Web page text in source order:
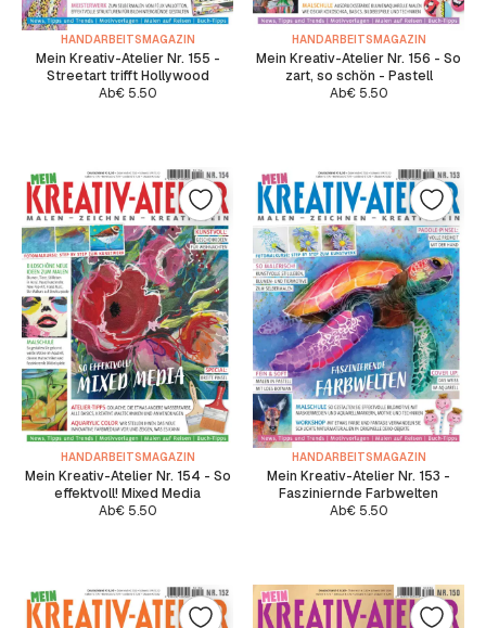
HANDARBEITSMAGAZIN
Mein Kreativ-Atelier Nr. 155 -
Streetart trifft Hollywood
Ab€5.50
HANDARBEITSMAGAZIN
Mein Kreativ-Atelier Nr. 156 - So
zart, so schön - Pastell
Ab€5.50
HANDARBEITSMAGAZIN
Mein Kreativ-Atelier Nr. 154 - So
effektvoll! Mixed Media
Ab€5.50
HANDARBEITSMAGAZIN
Mein Kreativ-Atelier Nr. 153 -
Fasziniernde Farbwelten
Ab€5.50